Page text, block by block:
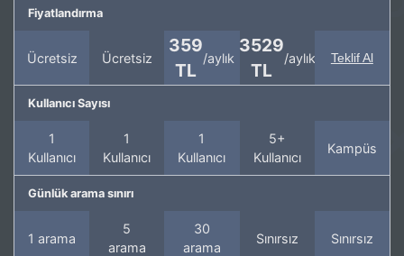
Fiyatlandırma
Ücretsiz Ücretsiz
359
TL
/aylık
3529
TL
/aylık Teklif Al
Kullanıcı Sayısı
1
Kullanıcı
1
Kullanıcı
1
Kullanıcı
5+
Kullanıcı
Kampüs
Günlük arama sınırı
1 arama
5
arama
30
arama
Sınırsız Sınırsız